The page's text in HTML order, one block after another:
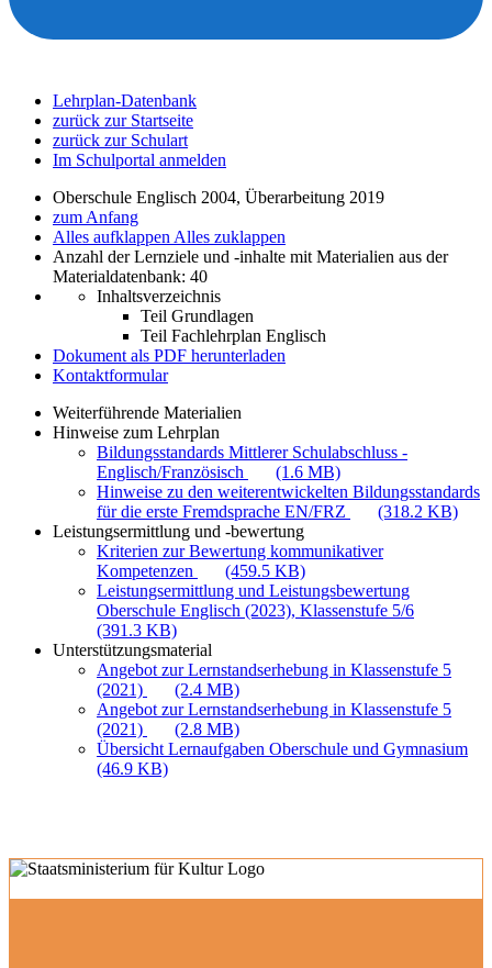
Lehrplan-Datenbank
zurück zur Startseite
zurück zur Schulart
Im Schulportal anmelden
Oberschule Englisch 2004, Überarbeitung 2019
zum Anfang
Alles aufklappen Alles zuklappen
Anzahl der Lernziele und -inhalte mit Materialien aus der
Materialdatenbank: 40
Inhaltsverzeichnis
Teil Grundlagen
Teil Fachlehrplan Englisch
Dokument als PDF herunterladen
Kontaktformular
Weiterführende Materialien
Hinweise zum Lehrplan
Bildungsstandards Mittlerer Schulabschluss -
Englisch/Französisch
(1.6 MB)
Hinweise zu den weiterentwickelten Bildungsstandards
für die erste Fremdsprache EN/FRZ
(318.2 KB)
Leistungsermittlung und -bewertung
Kriterien zur Bewertung kommunikativer
Kompetenzen
(459.5 KB)
Leistungsermittlung und Leistungsbewertung
Oberschule Englisch (2023), Klassenstufe 5/6
(391.3 KB)
Unterstützungsmaterial
Angebot zur Lernstandserhebung in Klassenstufe 5
(2021)
(2.4 MB)
Angebot zur Lernstandserhebung in Klassenstufe 5
(2021)
(2.8 MB)
Übersicht Lernaufgaben Oberschule und Gymnasium
(46.9 KB)